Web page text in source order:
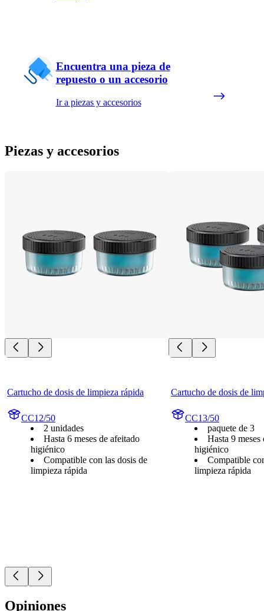
Encuentra una pieza de
repuesto o un accesorio
Ir a piezas y accesorios
Piezas y accesorios
Cartucho de dosis de limpieza rápida
CC12/50
2 unidades
Hasta 6 meses de afeitado
higiénico
Compatible con las dosis de
limpieza rápida
Cartucho de dosis de
CC13/50
paquete de 3
Hasta 9 meses
higiénico
Compatible
limpieza rápida
Opiniones